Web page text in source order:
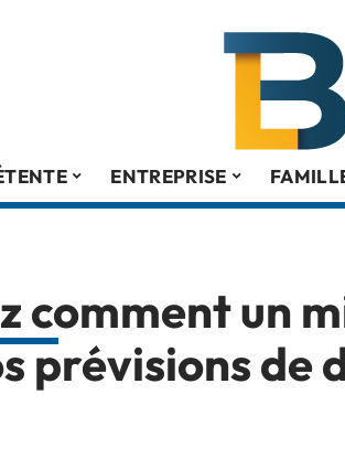
ENTREPRISE
comment un
prévisions de